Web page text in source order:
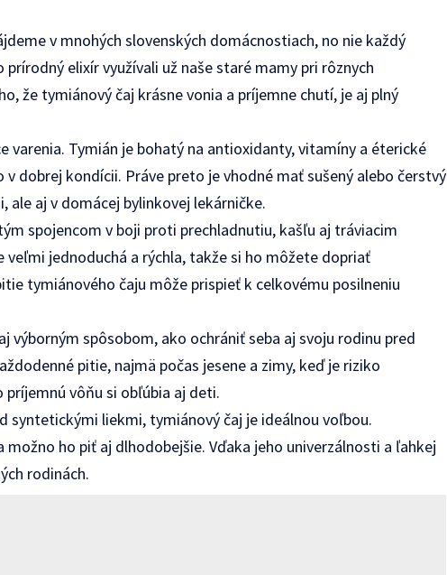
v mnohých slovenských domácnostiach, no nie každý
elixír využívali už naše staré mamy pri rôznych
že tymiánový čaj krásne vonia a príjemne chutí, je aj plný
varenia. Tymián je bohatý na antioxidanty, vitamíny a éterické
dobrej kondícii. Práve preto je vhodné mať sušený alebo čerstvý
ale aj v domácej bylinkovej lekárničke.
spojencom v boji proti prechladnutiu, kašľu aj tráviacim
veľmi jednoduchá a rýchla, takže si ho môžete dopriať
tymiánového čaju môže prispieť k celkovému posilneniu
výborným spôsobom, ako ochrániť seba aj svoju rodinu pred
pitie, najmä počas jesene a zimy, keď je riziko
príjemnú vôňu si obľúbia aj deti.
syntetickými liekmi, tymiánový čaj je ideálnou voľbou.
možno ho piť aj dlhodobejšie. Vďaka jeho univerzálnosti a ľahkej
rodinách.